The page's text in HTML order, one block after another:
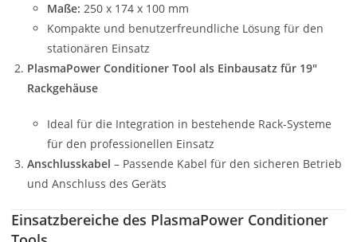
Maße: 250 x 174 x 100 mm
Kompakte und benutzerfreundliche Lösung für den
stationären Einsatz
PlasmaPower Conditioner Tool als Einbausatz für 19″
Rackgehäuse
Ideal für die Integration in bestehende Rack-Systeme
für den professionellen Einsatz
Anschlusskabel – Passende Kabel für den sicheren Betrieb
und Anschluss des Geräts
Einsatzbereiche des PlasmaPower Conditioner